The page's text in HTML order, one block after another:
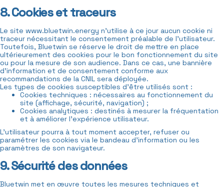
8. Cookies et traceurs
Le site www.bluetwin.energy n’utilise à ce jour aucun cookie ni
traceur nécessitant le consentement préalable de l’utilisateur.
Toutefois, Bluetwin se réserve le droit de mettre en place
ultérieurement des cookies pour le bon fonctionnement du site
ou pour la mesure de son audience. Dans ce cas, une bannière
d’information et de consentement conforme aux
recommandations de la CNIL sera déployée.
Les types de cookies susceptibles d’être utilisés sont :
Cookies techniques : nécessaires au fonctionnement du
site (affichage, sécurité, navigation) ;
Cookies analytiques : destinés à mesurer la fréquentation
et à améliorer l’expérience utilisateur.
L’utilisateur pourra à tout moment accepter, refuser ou
paramétrer les cookies via le bandeau d’information ou les
paramètres de son navigateur.
9. Sécurité des données
Bluetwin met en œuvre toutes les mesures techniques et